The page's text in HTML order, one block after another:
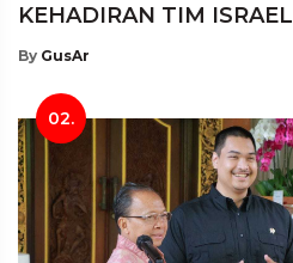
KEHADIRAN TIM ISRAEL
By GusAr
02.